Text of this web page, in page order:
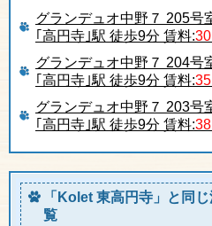
グランデュオ中野７ 205号
｢高円寺｣駅 徒歩9分 賃料:
グランデュオ中野７ 204号
｢高円寺｣駅 徒歩9分 賃料:
グランデュオ中野７ 203号
｢高円寺｣駅 徒歩9分 賃料:
「Kolet 東高円寺」と同
覧